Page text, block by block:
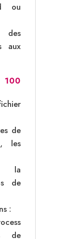
ou
aux
100
de
les
la
de
:
de